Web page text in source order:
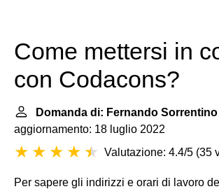
Come mettersi in
con Codacons?
Domanda di: Fernando Sorrentino
aggiornamento: 18 luglio 2022
Valutazione: 4.4/5 (35
Per sapere gli indirizzi e orari di lavoro